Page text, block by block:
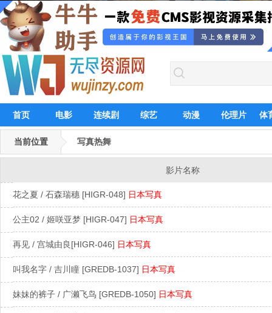
首页 电影 连续剧 综艺 动漫 伦理片 体
当前位置 写真热舞
影片名称
花之夏 / 石森瑞穗 [HIGR-048] 日本写真
公主02 / 姬咲亚梦 [HIGR-047] 日本写真
再见 / 宫城由良[HIGR-046] 日本写真
叫我名字 / 吉川瞳 [GREDB-1037] 日本写真
妹妹的裤子 / 广濑飞鸟 [GREDB-1050] 日本写真